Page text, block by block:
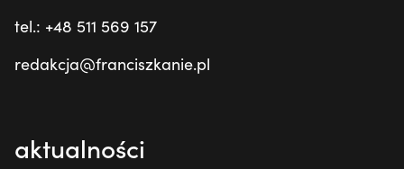
tel.: +48 511 569 157
redakcja@franciszkanie.pl
aktualności